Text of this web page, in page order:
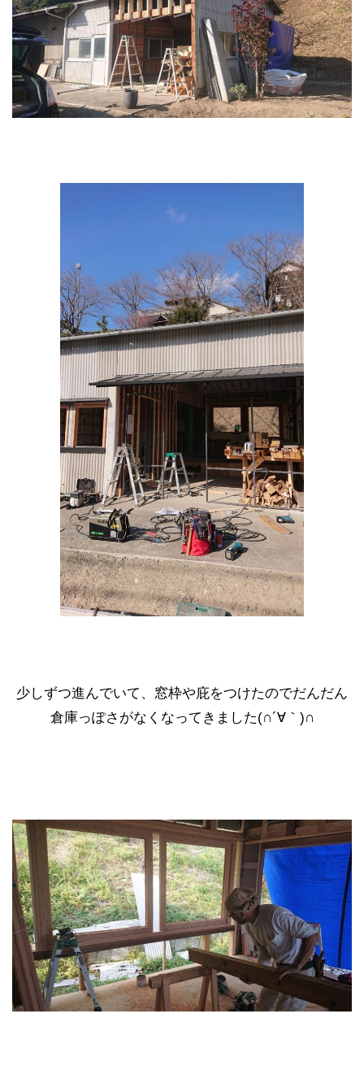
少しずつ進んでいて、窓枠や庇をつけたのでだんだん
倉庫っぽさがなくなってきました(∩´∀｀)∩